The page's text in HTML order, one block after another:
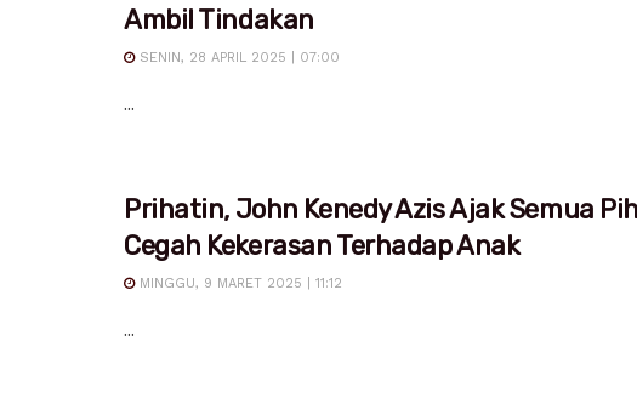
Ambil Tindakan
SENIN, 28 APRIL 2025 | 07:00
...
Prihatin, John Kenedy Azis Ajak Semua
Cegah Kekerasan Terhadap Anak
MINGGU, 9 MARET 2025 | 11:12
...